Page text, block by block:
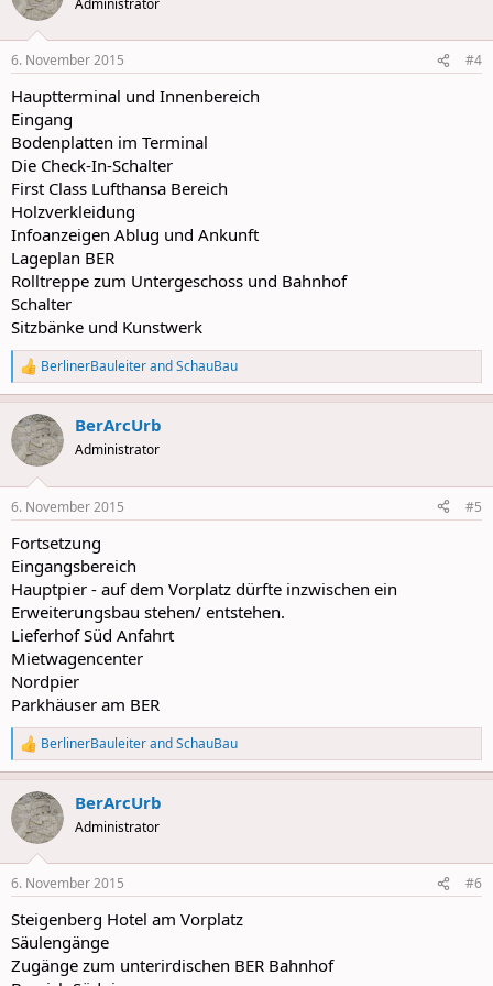
i
s
6. November 2015 #4
Hauptterminal und Innenbereich
Eingang
Bodenplatten im Terminal
Die Check-In-Schalter
First Class Lufthansa Bereich
Holzverkleidung
Infoanzeigen Ablug und Ankunft
Lageplan BER
Rolltreppe zum Untergeschoss und Bahnhof
Schalter
Sitzbänke und Kunstwerk
R
e
a
c
t
i
s
BerlinerBauleiterandSchauBau
BerArcUrb
Administrator
6. November 2015 #5
Fortsetzung
Eingangsbereich
Hauptpier - auf dem Vorplatz dürfte inzwischen ein
Erweiterungsbau stehen/ entstehen.
Lieferhof Süd Anfahrt
Mietwagencenter
Nordpier
Parkhäuser am BER
R
e
a
c
t
i
s
BerlinerBauleiterandSchauBau
BerArcUrb
Administrator
6. November 2015 #6
Steigenberg Hotel am Vorplatz
Säulengänge
Zugänge zum unterirdischen BER Bahnhof